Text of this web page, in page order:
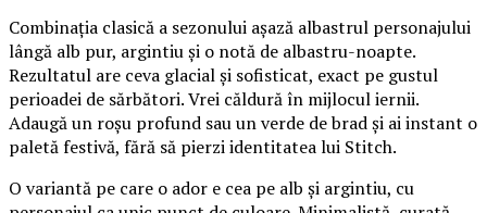
Combinația clasică a sezonului așază albastrul personajului
lângă alb pur, argintiu și o notă de albastru-noapte.
Rezultatul are ceva glacial și sofisticat, exact pe gustul
perioadei de sărbători. Vrei căldură în mijlocul iernii.
Adaugă un roșu profund sau un verde de brad și ai instant o
paletă festivă, fără să pierzi identitatea lui Stitch.
O variantă pe care o ador e cea pe alb și argintiu, cu